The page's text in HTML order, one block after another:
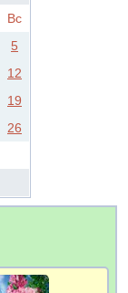
Вс
5
12
19
26